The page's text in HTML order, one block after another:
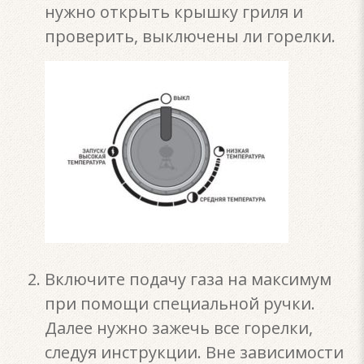
нужно открыть крышку гриля и
проверить, выключены ли горелки.
Включите подачу газа на максимум
при помощи специальной ручки.
Далее нужно зажечь все горелки,
следуя инструкции. Вне зависимости